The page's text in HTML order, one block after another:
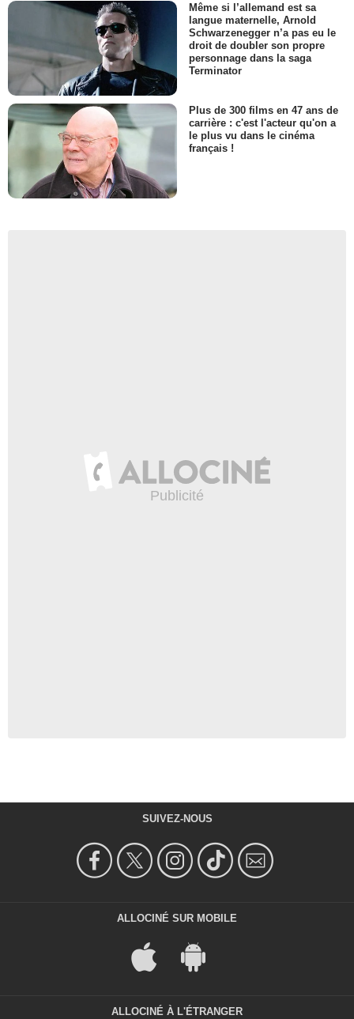
Même si l’allemand est sa
langue maternelle, Arnold
Schwarzenegger n’a pas eu le
droit de doubler son propre
personnage dans la saga
Terminator
Plus de 300 films en 47 ans de
carrière : c'est l'acteur qu'on a
le plus vu dans le cinéma
français !
SUIVEZ-NOUS
ALLOCINÉ SUR MOBILE
ALLOCINÉ À L'ÉTRANGER